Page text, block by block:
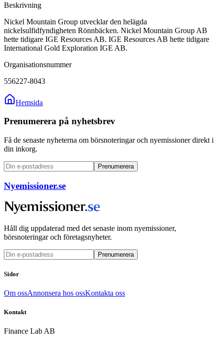
Beskrivning
Nickel Mountain Group utvecklar den helägda
nickelsulfidfyndigheten Rönnbäcken. Nickel Mountain Group AB
hette tidigare IGE Resources AB. IGE Resources AB hette tidigare
International Gold Exploration IGE AB.
Organisationsnummer
556227-8043
Hemsida
Prenumerera på nyhetsbrev
Få de senaste nyheterna om börsnoteringar och nyemissioner direkt i
din inkorg.
Prenumerera
Nyemissioner.se
Håll dig uppdaterad med det senaste inom nyemissioner,
börsnoteringar och företagsnyheter.
Prenumerera
Sidor
Om ossAnnonsera hos ossKontakta oss
Kontakt
Finance Lab AB